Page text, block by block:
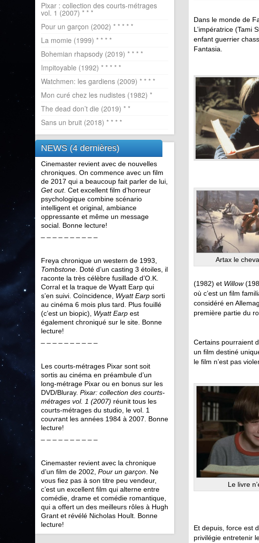
Dans le monde de
L’impératrice (Tami
enfant guerrier
Fantasia.
Artax le
(1982) et Willow
où c’est un film
considéré en
première partie du
Certains pourraient
un film destiné
le film n’est pas
Le livre
Et depuis, force est
privilégie entretenir
Pixar : collection des courts-métrages
vol. 1 (2007) * * *
Pour un garçon (2002) * * * * *
La momie (1999) * * * *
Bohemian rhapsody (2019) * * * *
Impitoyable (1992) * * * * *
Watchmen: les gardiens (2009) * * * *
Mon curé chez les nudistes (1982) *
The dead don’t die (2019) * *
Sans un bruit (2018) * * * *
NEWS (4 dernières)
Cinemaster revient avec de nouvelles
chroniques. On commence avec un film
de 2017 qui a beaucoup fait parler de lui,
Get out. Cet excellent film d’horreur
psychologique combine scénario
intelligent et original, ambiance
oppressante et même un message
social. Bonne lecture!
Freya chronique un western de 1993,
Tombstone . Doté d’un casting 3 étoiles, il
raconte la très célèbre fusillade d’O.K.
Corral et la traque de Wyatt Earp qui
s’en suivi. Coïncidence, Wyatt Earp sorti
au cinéma 6 mois plus tard. Plus fouillé
(c’est un biopic), Wyatt Earp est
également chroniqué sur le site. Bonne
lecture!
Les courts-métrages Pixar sont soit
sortis au cinéma en préambule d’un
long-métrage Pixar ou en bonus sur les
DVD/Bluray. Pixar: collection des courts-
métrages vol. 1 (2007) réunit tous les
courts-métrages du studio, le vol. 1
couvrant les années 1984 à 2007. Bonne
lecture!
Cinemaster revient avec la chronique
d’un film de 2002, Pour un garçon . Ne
vous fiez pas à son titre peu vendeur,
c’est un excellent film qui alterne entre
comédie, drame et comédie romantique,
qui a offert un des meilleurs rôles à Hugh
Grant et révélé Nicholas Hoult. Bonne
lecture!